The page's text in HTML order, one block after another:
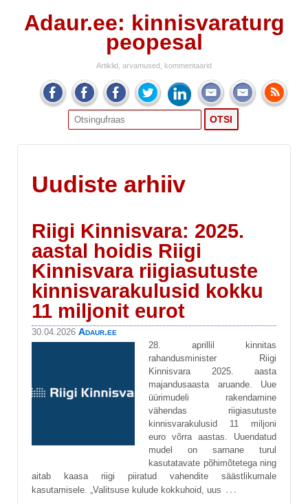
Adaur.ee: kinnisvaraturg
peopesal
Artiklid, arvamused, kommentaarid
Search
for:
Uudiste arhiiv
Riigi Kinnisvara: 2025.
aastal hoidis Riigi
Kinnisvara riigiasutuste
kinnisvarakulusid kokku
11 miljonit eurot
30.04.2026 Adaur.ee
28. aprillil kinnitas
rahandusminister Riigi
Kinnisvara 2025. aasta
majandusaasta aruande. Uue
üürimudeli rakendamine
vähendas riigiasutuste
kinnisvarakulusid 11 miljoni
euro võrra aastas. Uuendatud
mudel on sarnane turul
kasutatavate põhimõtetega ning
aitab kaasa riigi piiratud vahendite säästlikumale
kasutamisele. „Valitsuse kulude kokkuhoid, uus …